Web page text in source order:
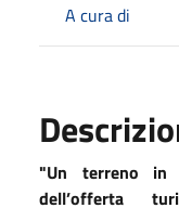
A cura di
"Un terreno in
dell’offerta